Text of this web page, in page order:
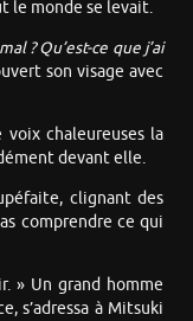
le monde se levait.
? Qu’est-ce que j’ai
son visage avec
chaleureuses la
devant elle.
clignant des
comprendre ce qui
» Un grand homme
s’adressa à Mitsuki